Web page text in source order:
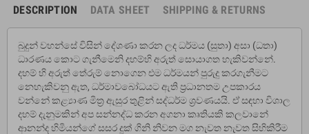
DESCRIPTION DATA SHEET SHIPPING & RETURNS
බුදුන් වහන්සේ විසින් දේශණා කරන ලද ධර්මය (සුතා) අසා (ධතා)
ධාරණය කොට ගැනීමෙනි දහම්හි අරුත් සොයාගත හැකිවන්නේ.
දහම් හි අරුත් තේරුම් නොගෙන එම ධර්මයන් පුරුදු කරගැනීමට
නෙහැකිවනු ඇත, ධර්මාවබෝධයට ඇති ප්‍රධානතම උපකාරය
වන්නේ කළ්‍යාණ මිත්‍ර ඇසුර තුළින් සද්ධර්ම ශ්‍රවණයයි. ඒ සඳහා විශාල
දහම් දැනුමකින් අප සන්නද්ධ කරන අගනා කෘතියකි කලවානේ
ආනන්ද හිමියන්ගේ සසර දුක් ගිනි නිවන මග නැවත නැවත සිහිකිරීම